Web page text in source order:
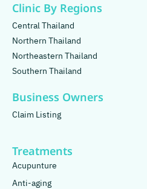
Clinic By Regions
Central Thailand
Northern Thailand
Northeastern Thailand
Southern Thailand
Business Owners
Claim Listing
Treatments
Acupunture
Anti-aging